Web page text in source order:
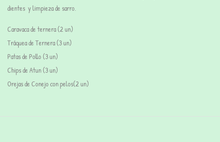
dientes y limpieza de sarro.
Caravaca de ternera (2 un)
Tráquea de Ternera (3 un)
Patas de Pollo (3 un)
Chips de Atun (3 un)
Orejas de Conejo con pelos(2 un)